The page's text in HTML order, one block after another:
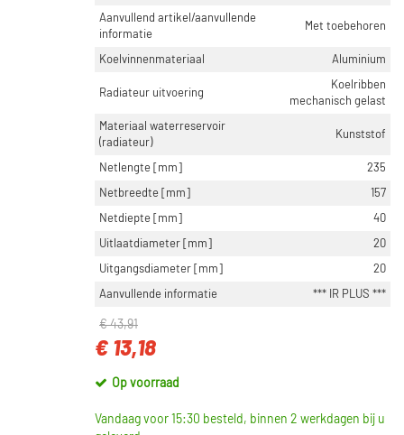
Aanvullend artikel/aanvullende
informatie
Met toebehoren
Koelvinnenmateriaal Aluminium
Radiateur uitvoering
Koelribben
mechanisch gelast
Materiaal waterreservoir
(radiateur)
Kunststof
Netlengte [mm]
235
Netbreedte [mm]
157
Netdiepte [mm]
40
Uitlaatdiameter [mm]
20
Uitgangsdiameter [mm]
20
Aanvullende informatie
*** IR PLUS ***
€ 43,91
€ 13,18
Op voorraad
Vandaag voor 15:30 besteld, binnen 2 werkdagen bij u